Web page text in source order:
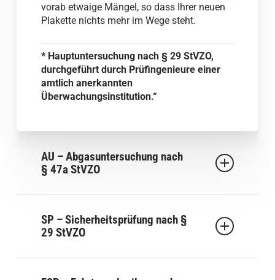
vorab etwaige Mängel, so dass Ihrer neuen
Plakette nichts mehr im Wege steht.
* Hauptuntersuchung nach § 29 StVZO,
durchgeführt durch Prüfingenieure einer
amtlich anerkannten
Überwachungsinstitution.“
AU – Abgasuntersuchung nach
§ 47a StVZO
Bestandteil der Hauptuntersuchung (HU),
daher werden beide Prüfungen zusammen
SP – Sicherheitsprüfung nach §
29 StVZO
verschleiß- und
reparaturanfälligen